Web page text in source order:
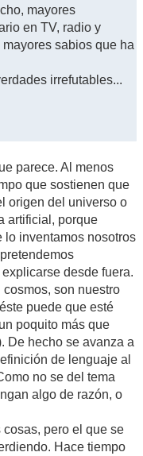
mayores
en TV, radio y
sabios que ha
irrefutables...
parece. Al menos
que sostienen que
origen del universo o
artificial, porque
inventamos nosotros
desde fuera.
son nuestro
puede que esté
poquito más que
De hecho se avanza a
de lenguaje al
no se del tema
algo de razón, o
pero el que se
Hace tiempo